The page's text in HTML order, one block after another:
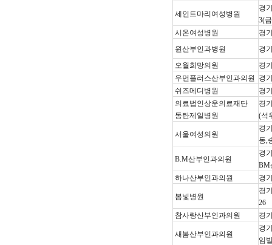
세인트마리여성병원
경
3(
시온여성병원
경
윈산부인과병원
경
오월희망의원
경
우먼플러스산부인과의원
경
쉬즈메디병원
경
의료법인상운의료재단
동탄제일병원
경
(석
서울여성의원
경
동,
B.M산부인과의원
경
BM
하나산부인과의원
경
봄빛병원
경
26
참사랑산부인과의원
경
새봄산부인과의원
경
임